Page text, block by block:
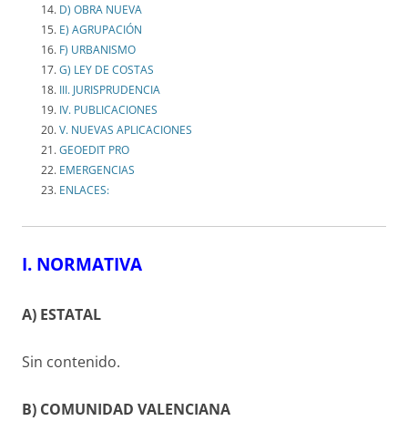
D) OBRA NUEVA
E) AGRUPACIÓN
F) URBANISMO
G) LEY DE COSTAS
III. JURISPRUDENCIA
IV. PUBLICACIONES
V. NUEVAS APLICACIONES
GEOEDIT PRO
EMERGENCIAS
ENLACES:
I. NORMATIVA
A) ESTATAL
Sin contenido.
B) COMUNIDAD VALENCIANA